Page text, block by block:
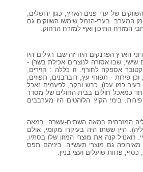
של ערי פנים הארץ, כגון ירושלים,
המערב. בערי-הנמל שימשו השווקים גם
המזרח התיכון ואף למזרח הרחוק.
הארץ הפרנקים היה זה שבו רגילים היו
שישי, שבו אסורה לנוצרים אכילת בשר) -
הראשון באוקטובר אספקה לחורף. זו כללה : חזירים,
וכן פירות - תפוחי עץ, דובדבנים, תפוזים,
בעיר כמו עכו), כבש ובקר; לפעמים נאכל
כמאכל חולים בבית-החולים של מסדר
בימי הקיץ הלוהטים היו מערבבים
המזרחית במאה השתים-עשרה. במאה
היין ששתו היה בעיקרו מקומי, אולם
ז'ואנויל קנה את מוצרי המזון שלו בסתיו,
גם מוצרי תעשייה. ביניהם תפס
פרוות שועלים ועצי בניין.